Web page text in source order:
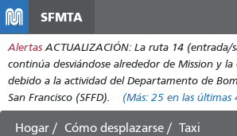
contenido
principal
SFMTA
Alertas ACTUALIZACIÓN: La ruta 14 (entrada/
continúa desviándose alrededor de Mission y la
debido a la actividad del Departamento de
San Francisco (SFFD).
(Más: 25 en las últimas
Hogar Cómo desplazarse
Taxi